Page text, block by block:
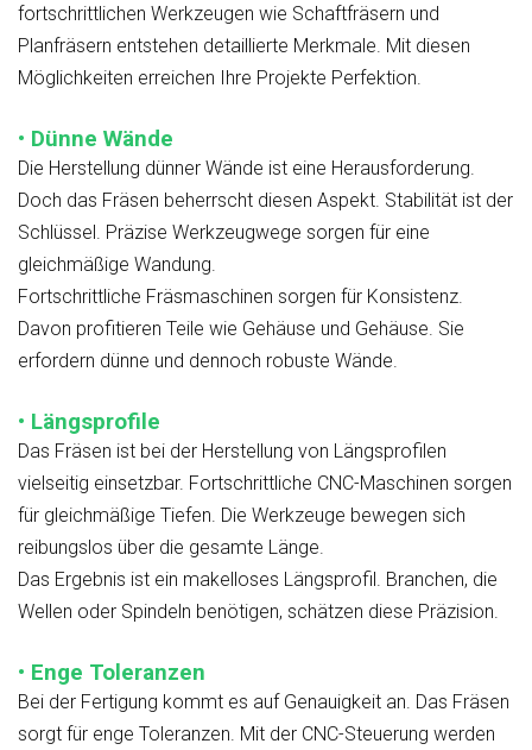
fortschrittlichen Werkzeugen wie Schaftfräsern und
Planfräsern entstehen detaillierte Merkmale. Mit diesen
Möglichkeiten erreichen Ihre Projekte Perfektion.
• Dünne Wände
Die Herstellung dünner Wände ist eine Herausforderung.
Doch das Fräsen beherrscht diesen Aspekt. Stabilität ist der
Schlüssel. Präzise Werkzeugwege sorgen für eine
gleichmäßige Wandung.
Fortschrittliche Fräsmaschinen sorgen für Konsistenz.
Davon profitieren Teile wie Gehäuse und Gehäuse. Sie
erfordern dünne und dennoch robuste Wände.
• Längsprofile
Das Fräsen ist bei der Herstellung von Längsprofilen
vielseitig einsetzbar. Fortschrittliche CNC-Maschinen sorgen
für gleichmäßige Tiefen. Die Werkzeuge bewegen sich
reibungslos über die gesamte Länge.
Das Ergebnis ist ein makelloses Längsprofil. Branchen, die
Wellen oder Spindeln benötigen, schätzen diese Präzision.
• Enge Toleranzen
Bei der Fertigung kommt es auf Genauigkeit an. Das Fräsen
sorgt für enge Toleranzen. Mit der CNC-Steuerung werden